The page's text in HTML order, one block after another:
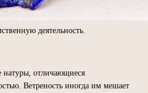
деятельность.
отличающиеся
Ветреность иногда им мешает